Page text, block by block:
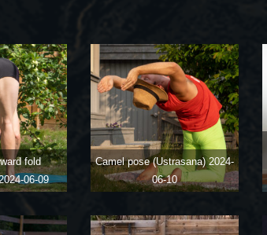
fold
06-09
Camel pose (Ustrasana)2024-
06-10